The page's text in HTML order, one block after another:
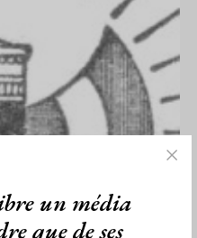
un média
que de ses